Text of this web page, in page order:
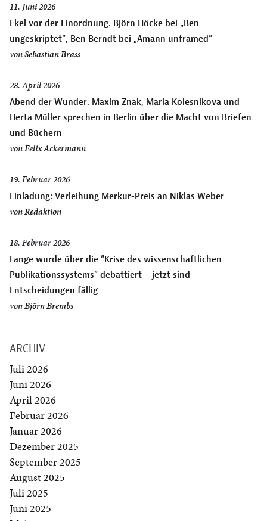
11. Juni 2026
Ekel vor der Einordnung. Björn Höcke bei „Ben
ungeskriptet“, Ben Berndt bei „Amann unframed“
vonSebastian Brass
28. April 2026
Abend der Wunder. Maxim Znak, Maria Kolesnikova und
Herta Müller sprechen in Berlin über die Macht von Briefen
und Büchern
vonFelix Ackermann
19. Februar 2026
Einladung: Verleihung Merkur-Preis an Niklas Weber
vonRedaktion
18. Februar 2026
Lange wurde über die “Krise des wissenschaftlichen
Publikationssystems” debattiert – jetzt sind
Entscheidungen fällig
vonBjörn Brembs
ARCHIV
Juli 2026
Juni 2026
April 2026
Februar 2026
Januar 2026
Dezember 2025
September 2025
August 2025
Juli 2025
Juni 2025